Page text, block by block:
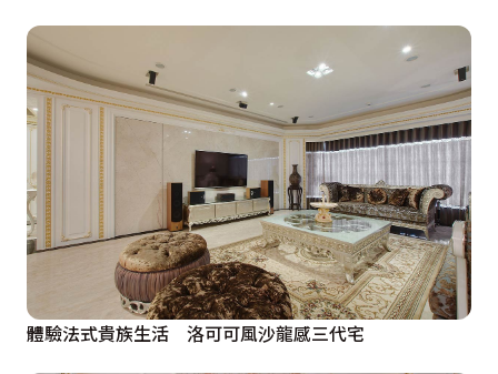
體驗法式貴族生活 洛可可風沙龍感三代宅